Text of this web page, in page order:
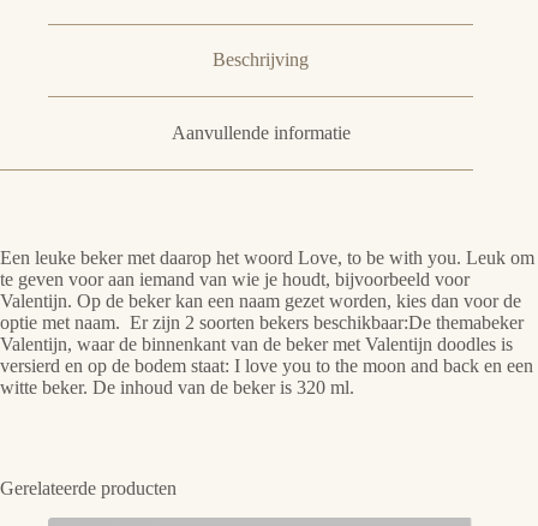
Beschrijving
Aanvullende informatie
Een leuke beker met daarop het woord Love, to be with you. Leuk om
te geven voor aan iemand van wie je houdt, bijvoorbeeld voor
Valentijn. Op de beker kan een naam gezet worden, kies dan voor de
optie met naam. Er zijn 2 soorten bekers beschikbaar:De themabeker
Valentijn, waar de binnenkant van de beker met Valentijn doodles is
versierd en op de bodem staat: I love you to the moon and back en een
witte beker. De inhoud van de beker is 320 ml.
Gerelateerde producten